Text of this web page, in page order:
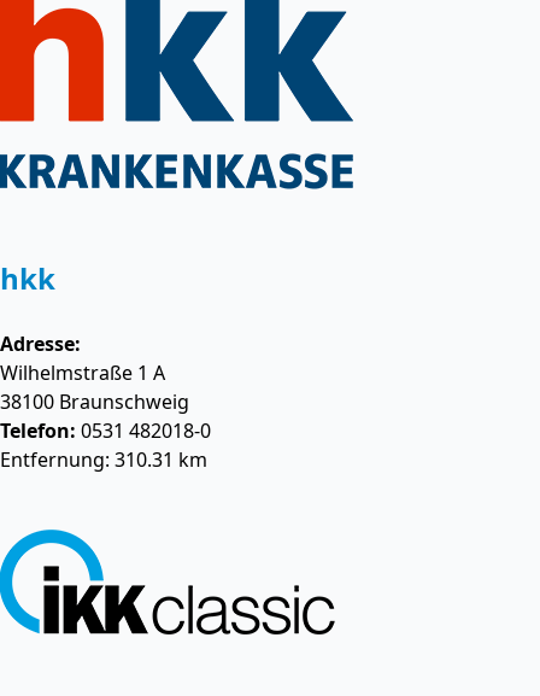
hkk
Adresse:
Wilhelmstraße 1 A
38100 Braunschweig
Telefon: 0531 482018-0
Entfernung: 310.31 km